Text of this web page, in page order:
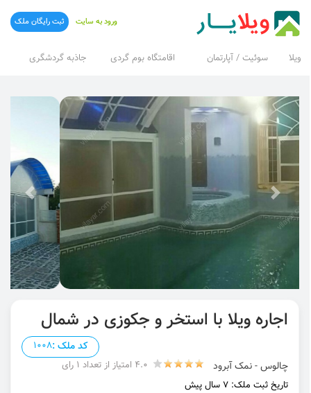
ویلا سوئیت / آپارتمان اقامتگاه بوم گردی جاذبه گردشگری
ورود به سایت ثبت رایگان ملک
اجاره ویلا با استخر و جکوزی در شمال
کد ملک :1008
چالوس - نمک آبرود
4.0 امتیاز از تعداد 1 رای
تاریخ ثبت ملک: 7 سال پیش